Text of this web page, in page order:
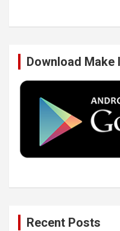
o
k
r
Download Make
Recent Posts